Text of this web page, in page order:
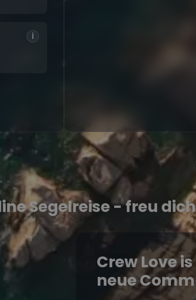
i
Segelreise - freu
Crew Love
neue